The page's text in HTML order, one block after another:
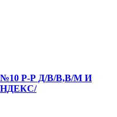
Р-Р Д/В/В,В/М И